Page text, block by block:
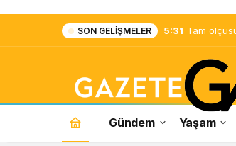
SON GELIŞMELER 5:25 Çayın
Gündem Yaşam